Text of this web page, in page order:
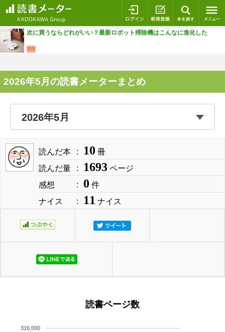
ログイン 新規登録
次に買うならどれがいい？最新ロボット掃除機はこんなに進化した
PR
2026年5月の読書メーターまとめ
読んだ本 10 冊
読んだ量
1693 ページ
感想
0 件
ナイス
11 ナイス
読書ページ数
316,000